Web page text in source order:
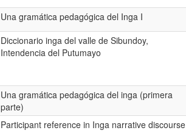
Una gramática pedagógica del Inga I
Diccionario inga del valle de Sibundoy,
Intendencia del Putumayo
Una gramática pedagógica del inga (primera
parte)
Participant reference in Inga narrative discourse